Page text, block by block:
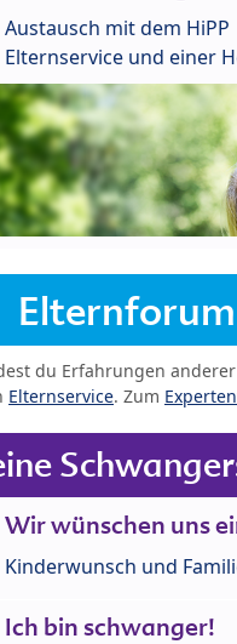
Austausch mit dem HiPP
Elternservice und einer
Elternforum
du Erfahrungen
Elternservice. Zum
Wir wünschen uns
Kinderwunsch und
Ich bin schwanger!